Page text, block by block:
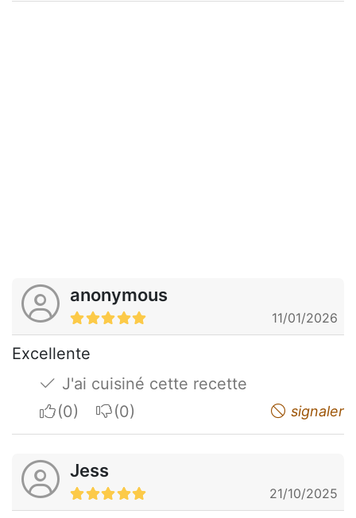
anonymous
11/01/2026
Excellente
J'ai cuisiné cette recette
I apreciateI do not appreciate signaler
Jess
21/10/2025